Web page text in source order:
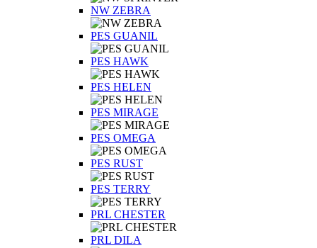
NW ZEBRA
PES GUANIL
PES HAWK
PES HELEN
PES MIRAGE
PES OMEGA
PES RUST
PES TERRY
PRL CHESTER
PRL DILA